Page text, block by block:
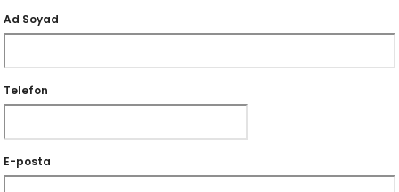
Ad Soyad
Telefon
E-posta